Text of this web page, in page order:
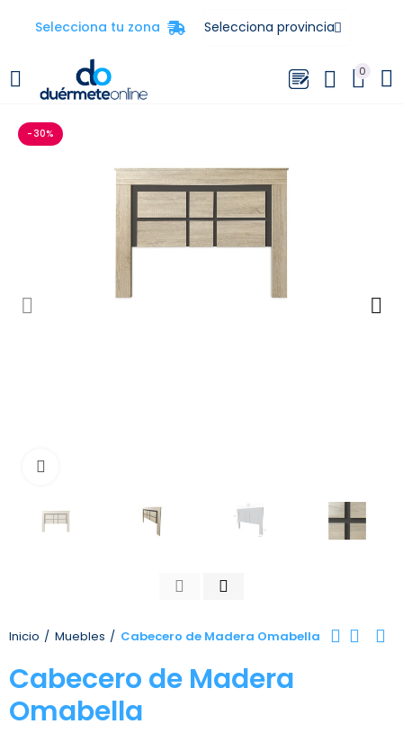
Selecciona tu zona
0
-30%
Inicio Muebles Cabecero de Madera Omabella
Cabecero de Madera
Omabella